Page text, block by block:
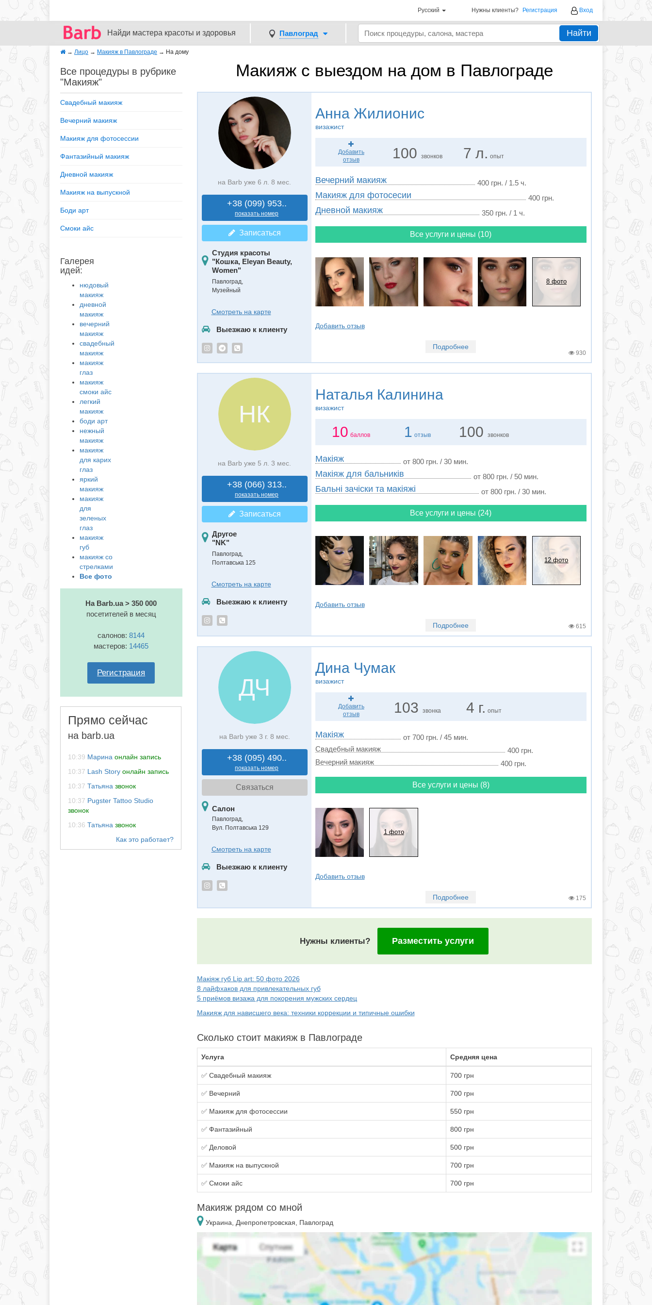
Русский Нужны клиенты? Регистрация Вход
Найди мастера красоты и здоровья Павлоград Найти
→ Лицо → Макияж в Павлограде → На дому
Макияж с выездом на дом в Павлограде
Все процедуры в рубрике
"Макияж"
Свадебный макияж
Вечерний макияж
Макияж для фотосессии
Фантазийный макияж
Дневной макияж
Макияж на выпускной
Боди арт
Смоки айс
Галерея
идей:
нюдовый
макияж
дневной
макияж
вечерний
макияж
свадебный
макияж
макияж
глаз
макияж
смоки айс
легкий
макияж
боди арт
нежный
макияж
макияж
для карих
глаз
яркий
макияж
макияж
для
зеленых
глаз
макияж
губ
макияж со
стрелками
Все фото
На Barb.ua > 350 000
посетителей в месяц
салонов:8144
мастеров: 14465
Регистрация
Прямо сейчас
на barb.ua
10:39 Марина онлайн запись
10:37 Lash Story онлайн запись
10:37 Татьяна звонок
10:37 Pugster Tattoo Studio
звонок
10:36 Татьяна звонок
на Barb уже 6 л. 8 мес.
+38 (099) 953..
показать номер
Записаться
Студия красоты
"Кошка, Eleyan Beauty,
Women"
Павлоград,
Музейный
Смотреть на карте
Выезжаю к клиенту
Анна Жилионис
визажист
Добавить
отзыв
100звонков 7 л. опыт
Вечерний макияж 400 грн. / 1.5 ч.
Макияж для фотосесии 400 грн.
Дневной макияж 350 грн. / 1 ч.
Все услуги и цены (10)
8 фото
Добавить отзыв
Подробнее
930
НК
на Barb уже 5 л. 3 мес.
+38 (066) 313..
показать номер
Записаться
Другое
"NK"
Павлоград,
Полтавська 125
Смотреть на карте
Выезжаю к клиенту
Наталья Калинина
визажист
10 баллов 1 отзыв 100 звонков
Макіяж от 800 грн. / 30 мин.
Макіяж для бальників от 800 грн. / 50 мин.
Бальні зачіски та макіяжі от 800 грн. / 30 мин.
Все услуги и цены (24)
12 фото
Добавить отзыв
Подробнее 615
ДЧ
на Barb уже 3 г. 8 мес.
+38 (095) 490..
показать номер
Связаться
Салон
Павлоград,
Вул. Полтавська 129
Смотреть на карте
Выезжаю к клиенту
Дина Чумак
визажист
Добавить
отзыв
103звонка 4 г. опыт
Макіяж
от 700 грн. / 45 мин.
Свадебный макияж
400 грн.
Вечерний макияж
400 грн.
Все услуги и цены (8)
1 фото
Добавить отзыв
Подробнее 175
Нужны клиенты? Разместить услуги
Макіяж губ Lip art: 50 фото 2026
8 лайфхаков для привлекательных губ
5 приёмов визажа для покорения мужских сердец
Макияж для нависшего века: техники коррекции и типичные ошибки
Сколько стоит макияж в Павлограде
Услуга Средняя цена
✅ Свадебный макияж 700 грн
✅ Вечерний 700 грн
✅ Макияж для фотосессии 550 грн
✅ Фантазийный 800 грн
✅ Деловой 500 грн
✅ Макияж на выпускной 700 грн
✅ Смоки айс 700 грн
Макияж рядом со мной
Украина, Днепропетровская, Павлоград